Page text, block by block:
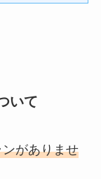
いて
がありませ